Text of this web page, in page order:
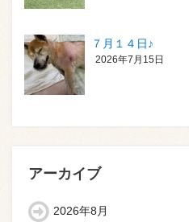
７月１４日♪
2026年7月15日
アーカイブ
2026年8月